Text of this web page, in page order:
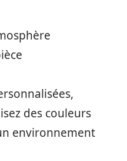
des couleurs
environnement